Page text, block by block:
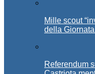
Mille scout
della
Referendum